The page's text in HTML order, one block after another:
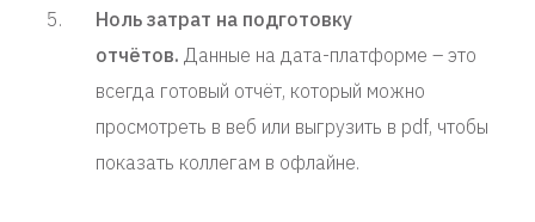
Ноль затрат на подготовку
отчётов. Данные на дата-платформе – это
всегда готовый отчёт, который можно
просмотреть в веб или выгрузить в pdf, чтобы
показать коллегам в офлайне.